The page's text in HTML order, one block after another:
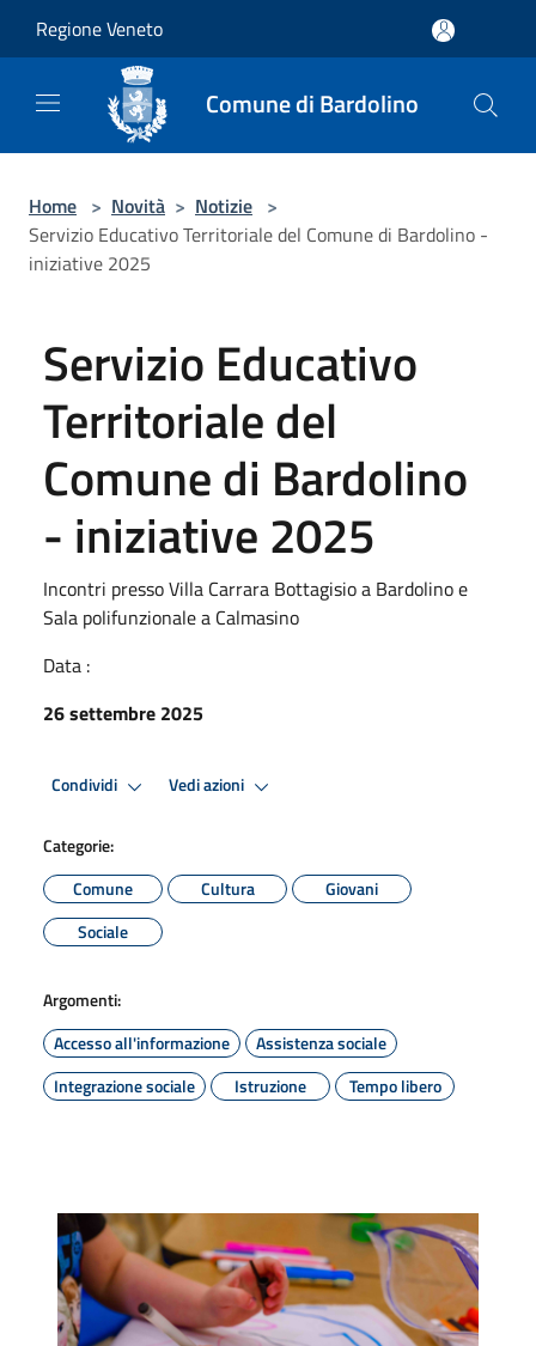
Regione Veneto
Comune di Bardolino
Home > Novità > Notizie >
Servizio Educativo Territoriale del Comune di Bardolino -
iniziative 2025
Servizio Educativo
Territoriale del
Comune di Bardolino
- iniziative 2025
Incontri presso Villa Carrara Bottagisio a Bardolino e
Sala polifunzionale a Calmasino
Data :
26 settembre 2025
Condividi Vedi azioni
Categorie:
Comune
Cultura
Giovani
Sociale
Argomenti:
Accesso all'informazione
Assistenza sociale
Integrazione sociale
Istruzione Tempo libero